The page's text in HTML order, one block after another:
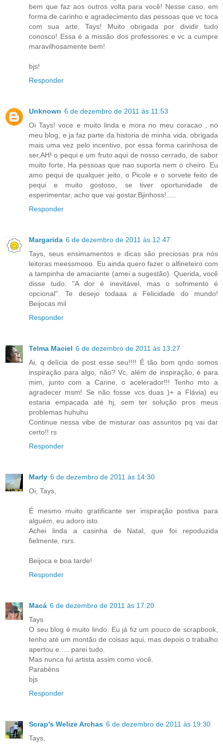
bem que faz aos outros volta para você! Nesse caso, em
forma de carinho e agradecimento das pessoas que vc toca
com sua arte, Tays! Muito obrigada por dividir tudo
conosco! Essa é a missão dos professores e vc a cumpre
maravilhosamente bem!
bjs!
Responder
Unknown 6 de dezembro de 2011 às 11:53
Oi Tays! voce e muito linda e mora no meu coracao , no
meu blog, e ja faz parte da historia de minha vida. obrigada
mais uma vez pelo incentivo, por essa forma carinhosa de
ser,AH! o pequi e um fruto aqui de nosso cerrado, de sabor
muito forte, Ha pessoas que nao suporta nem o cheiro. Eu
amo pequi de qualquer jeito, o Picole e o sorvete feito de
pequi e muito gostoso, se tiver oportunidade de
esperimentar, acho que vai gostar.Bjinhoss!.....
Responder
Margarida 6 de dezembro de 2011 às 12:47
Tays, seus ensimamentos e dicas são preciosas pra nós
leitoras meessmooo. Eu ainda quero fazer o alfineteiro com
a tampinha de amaciante (amei a sugestão). Querida, você
disse tudo: "A dor é inevitável, mas o sofrimento é
opcional". Te desejo todaaa a Felicidade do mundo!
Beijocas mil
Responder
Telma Maciel 6 de dezembro de 2011 às 13:27
Ai, q delícia de post esse seu!!!! É tão bom qndo somos
inspiração para algo, não? Vc, além de inspiração, é para
mim, junto com a Carine, o acelerador!!! Tenho mto a
agradecer msm! Se não fosse vcs duas )+ a Flávia) eu
estaria empacada até hj, sem ter solução pros meus
problemas huhuhu
Continue nessa vibe de misturar oas assuntos pq vai dar
certo!! rs
Responder
Marly 6 de dezembro de 2011 às 14:30
Oi, Tays,
É mesmo muito gratificante ser inspiração postiva para
alguém, eu adoro isto.
Achei linda a casinha de Natal, que foi repoduzida
fielmente, rsrs.
Beijoca e boa tarde!
Responder
Macá 6 de dezembro de 2011 às 17:20
Tays
O seu blog é muito lindo. Eu já fiz um pouco de scrapbook,
tenho até um montão de coisas aqui, mas depois o trabalho
apertou e..... parei tudo.
Mas nunca fui artista assim como você.
Parabéns
bjs
Responder
Scrap's Welize Archas 6 de dezembro de 2011 às 19:30
Tays,